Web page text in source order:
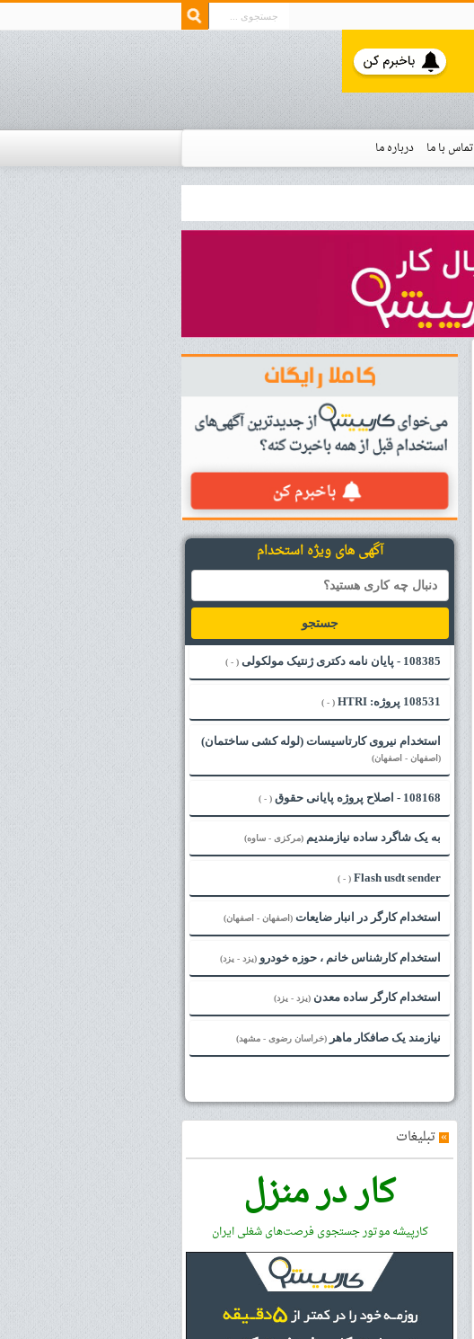
تماس با ما
درباره ما
نوار زمان استخدام
آگهی های ویژه استخدام
جستجو
108385 - پایان نامه دکتری ژنتیک مولکولی ( - )
108531 پروژه: HTRI ( - )
استخدام نیروی کارتاسیسات (لوله کشی ساختمان)
(اصفهان - اصفهان)
108168 - اصلاح پروژه پایانی حقوق ( - )
به یک شاگرد ساده نیازمندیم (مرکزی - ساوه)
Flash usdt sender
( - )
استخدام کارگر در انبار ضایعات (اصفهان - اصفهان)
استخدام کارشناس خانم ، حوزه خودرو (یزد - یزد)
استخدام کارگر ساده معدن (یزد - یزد)
نیازمند یک صافکار ماهر (خراسان رضوی - مشهد)
»تبلیغات
کار در منزل
کارپیشه موتور جستجوی فرصت‌های شغلی ایران